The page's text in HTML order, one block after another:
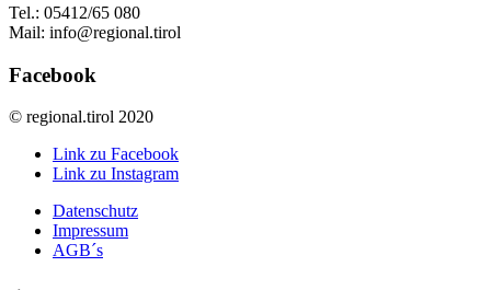
Tel.: 05412/65 080
Mail: info@regional.tirol
Facebook
© regional.tirol 2020
Link zu Facebook
Link zu Instagram
Datenschutz
Impressum
AGB´s